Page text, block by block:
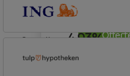
4,93%
Basistarief
aflosvrij
Basistarief